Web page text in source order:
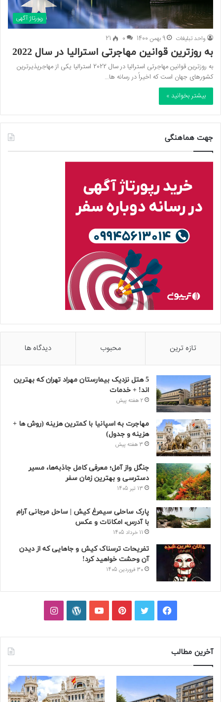
رپورتاژ آگهی
واحد تبلیغات 9 بهمن 1400 0
21
به روزترین قوانین مهاجرتی استرالیا در سال 2022
به روزترین قوانین مهاجرتی استرالیا در سال 2022 استرالیا یکی از مهاجرپذیرترین
کشورهای جهان است که اخیراً در رسانه ها…
بیشتر بخوانید »
جهت هماهنگی
تازه ترین محبوب دیدگاه ها
5 هتل نزدیک بیمارستان مهراد تهران که بهترین‌
اند! + خدمات
2 هفته پیش
مهاجرت به اسپانیا با کمترین هزینه (روش ها +
هزینه و جدول)
3 هفته پیش
جنگل واز آمل؛ معرفی کامل جاذبه‌ها، مسیر
دسترسی و بهترین زمان سفر
13 تیر 1405
پارک ساحلی سیمرغ کیش | ساحل مرجانی آرام
با آدرس، امکانات و عکس
11 خرداد 1405
تفریحات ترسناک کیش و جاهایی که از دیدن
آن وحشت خواهید کرد!
30 فروردین 1405
فیسبوکتوییترپینتریستیوتیوبوردپرساینستاگرام
آخرین مطالب